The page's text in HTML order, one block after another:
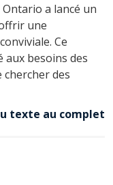
a lancé un
une
Ce
aux besoins des
des
texte au complet